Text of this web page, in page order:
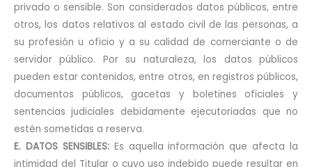
privado o sensible. Son considerados datos públicos, entre
otros, los datos relativos al estado civil de las personas, a
su profesión u oficio y a su calidad de comerciante o de
servidor público. Por su naturaleza, los datos públicos
pueden estar contenidos, entre otros, en registros públicos,
documentos públicos, gacetas y boletines oficiales y
sentencias judiciales debidamente ejecutoriadas que no
estén sometidas a reserva.
E. DATOS SENSIBLES:Es aquella información que afecta la
intimidad del Titular o cuyo uso indebido puede resultar en